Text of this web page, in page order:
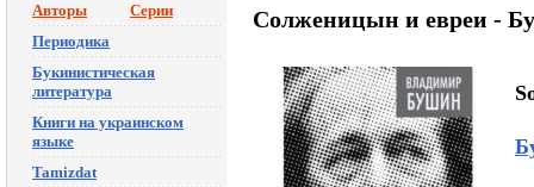
Авторы
Серии
Периодика
Букинистическая
литература
Книги на украинском
языке
Tamizdat
Солженицын и евреи -